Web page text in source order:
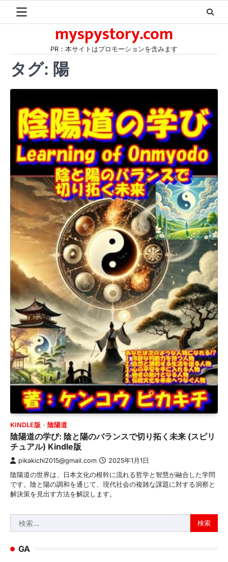
myspystory.com
PR：本サイトはプロモーションを含みます
タグ: 陽
KINDLE版 陰陽道
陰陽道の学び: 陰と陽のバランスで切り拓く未来 (スピリ
チュアル) Kindle版
pikakichi2015@gmail.com 2025年1月1日
陰陽道の世界は、日本文化の根幹に流れる哲学と智慧が融合した学問
です。陰と陽の調和を通じて、現代社会の複雑な課題に対する洞察と
解決策を見出す方法を解説します。
索:
GA